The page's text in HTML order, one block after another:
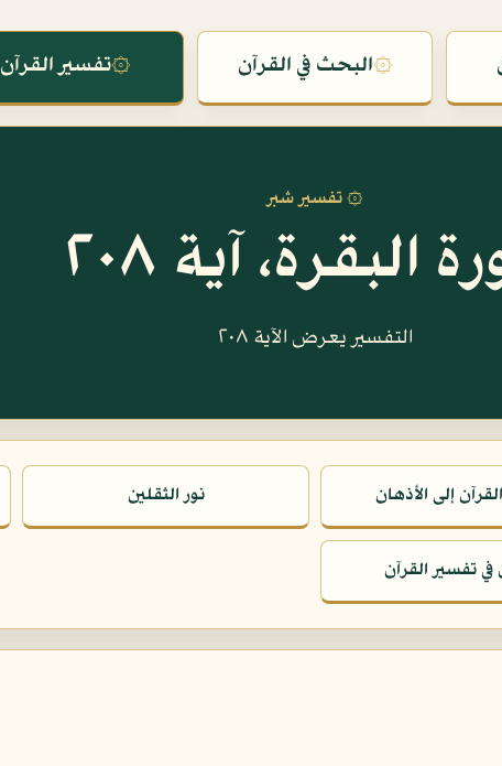
۞البحث في القرآن ۞تفسير القرآن
۞ تفسير شبر
البقرة، آية ٢٠٨
التفسير يعرض الآية ٢٠٨
إلى الأذهان نور الثقلين
في تفسير القرآن